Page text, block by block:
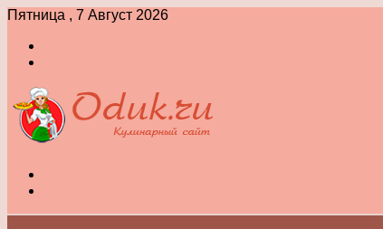
Пятница , 7 Август 2026